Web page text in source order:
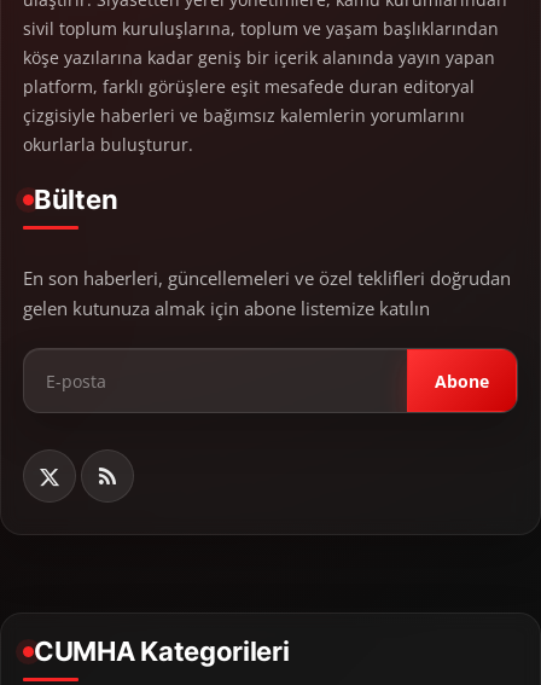
sivil toplum kuruluşlarına, toplum ve yaşam başlıklarından
köşe yazılarına kadar geniş bir içerik alanında yayın yapan
platform, farklı görüşlere eşit mesafede duran editoryal
çizgisiyle haberleri ve bağımsız kalemlerin yorumlarını
okurlarla buluşturur.
Bülten
En son haberleri, güncellemeleri ve özel teklifleri doğrudan
gelen kutunuza almak için abone listemize katılın
Abone
CUMHA Kategorileri